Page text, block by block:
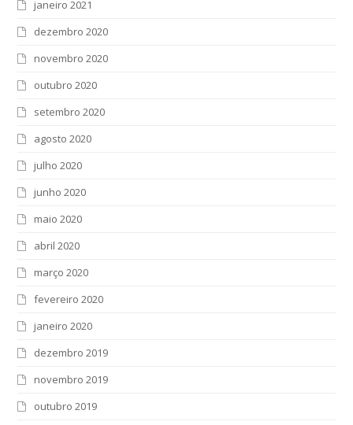
janeiro 2021
dezembro 2020
novembro 2020
outubro 2020
setembro 2020
agosto 2020
julho 2020
junho 2020
maio 2020
abril 2020
março 2020
fevereiro 2020
janeiro 2020
dezembro 2019
novembro 2019
outubro 2019